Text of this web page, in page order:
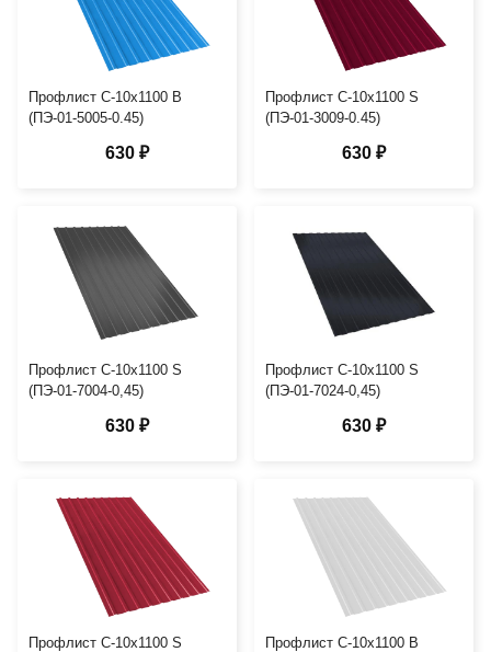
Профлист С-10х1100 B
(ПЭ-01-5005-0.45)
630 ₽
Профлист С-10х1100 S
(ПЭ-01-3009-0.45)
630 ₽
Профлист С-10х1100 S
(ПЭ-01-7004-0,45)
630 ₽
Профлист С-10х1100 S
(ПЭ-01-7024-0,45)
630 ₽
Профлист С-10х1100 S
Профлист С-10х1100 B